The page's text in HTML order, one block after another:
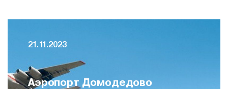
21.11.2023
Аэропорт Домодедово